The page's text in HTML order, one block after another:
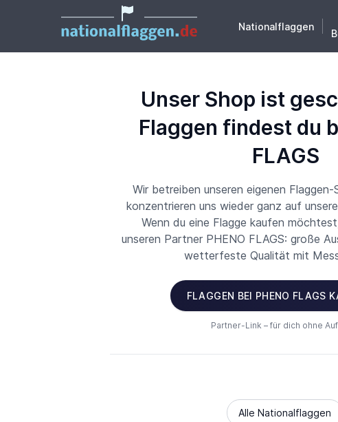
Nationalflaggen
Unser Shop ist
Flaggen findest du
FLAGS
Wir betreiben unseren eigenen
konzentrieren uns wieder ganz auf
Wenn du eine Flagge kaufen
unseren Partner PHENO FLAGS: große
wetterfeste Qualität mit
FLAGGEN BEI PHENO FLAGS
Partner-Link – für dich ohne
Alle Nationalflaggen